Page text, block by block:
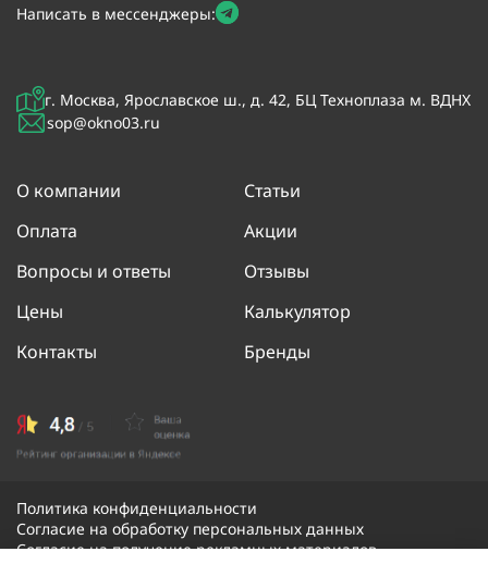
г. Москва, Ярославское ш., д. 42, БЦ Техноплаза м. ВДНХ
sop@okno03.ru
О компании
Статьи
Оплата
Акции
Вопросы и ответы
Отзывы
Цены
Калькулятор
Контакты
Бренды
Написать в мессенджеры:
Политика конфиденциальности
Согласие на обработку персональных данных
Согласие на получение рекламных материалов